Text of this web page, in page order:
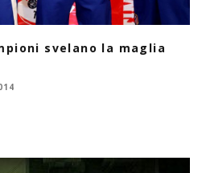
svelano la maglia